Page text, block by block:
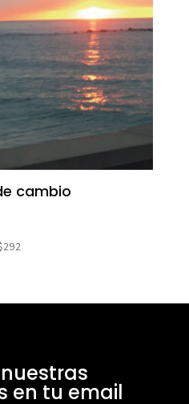
cambio
292
en tu email